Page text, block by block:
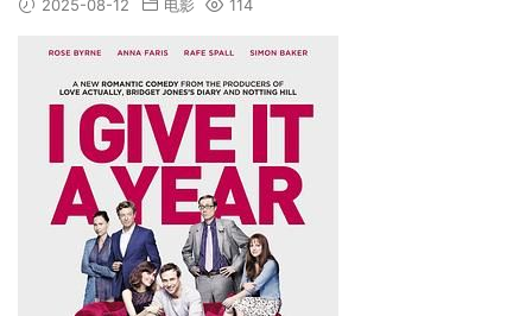
2025-08-12 电影 114